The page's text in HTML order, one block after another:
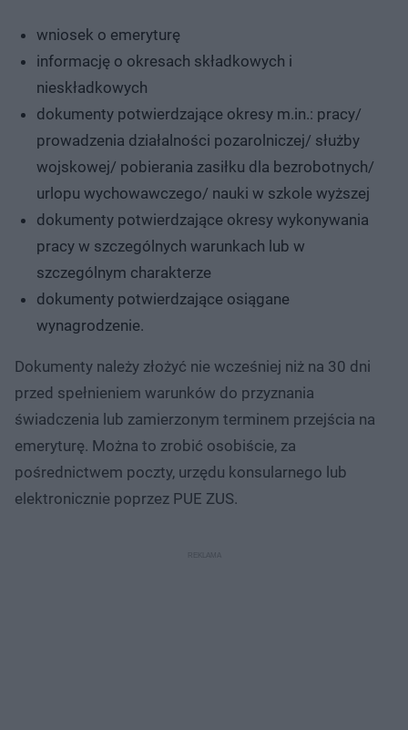
wniosek o emeryturę
informację o okresach składkowych i
nieskładkowych
dokumenty potwierdzające okresy m.in.: pracy/
prowadzenia działalności pozarolniczej/ służby
wojskowej/ pobierania zasiłku dla bezrobotnych/
urlopu wychowawczego/ nauki w szkole wyższej
dokumenty potwierdzające okresy wykonywania
pracy w szczególnych warunkach lub w
szczególnym charakterze
dokumenty potwierdzające osiągane
wynagrodzenie.
Dokumenty należy złożyć nie wcześniej niż na 30 dni
przed spełnieniem warunków do przyznania
świadczenia lub zamierzonym terminem przejścia na
emeryturę. Można to zrobić osobiście, za
pośrednictwem poczty, urzędu konsularnego lub
elektronicznie poprzez PUE ZUS.